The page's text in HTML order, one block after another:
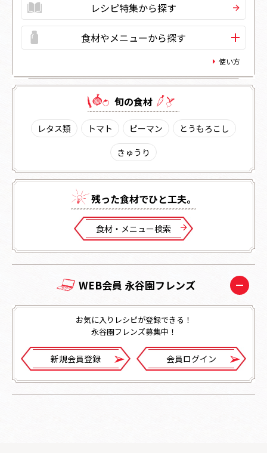
レシピ特集から探す
食材やメニューから探す
使い方
旬の⾷材
レタス類 トマト ピーマン
とうもろこし
きゅうり
残った⾷材でひと⼯夫。
⾷材・メニュー検索
WEB会員 永谷園フレンズ
お気に入りレシピが登録できる！
永谷園フレンズ募集中！
新規会員登録 会員ログイン